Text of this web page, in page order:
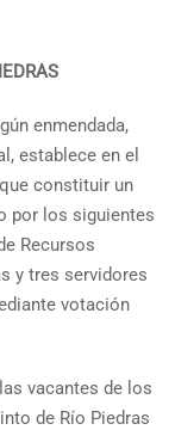
enmendada,
establece en el
constituir un
por los siguientes
Recursos
y tres servidores
votación
vacantes de los
de Río Piedras